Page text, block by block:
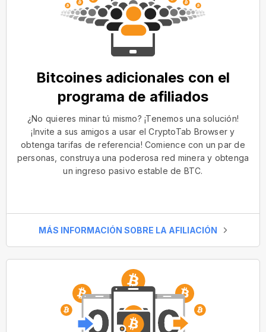
Bitcoines adicionales con el
programa de afiliados
¿No quieres minar tú mismo? ¡Tenemos una solución!
¡Invite a sus amigos a usar el CryptoTab Browser y
obtenga tarifas de referencia! Comience con un par de
personas, construya una poderosa red minera y obtenga
un ingreso pasivo estable de BTC.
MÁS INFORMACIÓN SOBRE LA AFILIACIÓN